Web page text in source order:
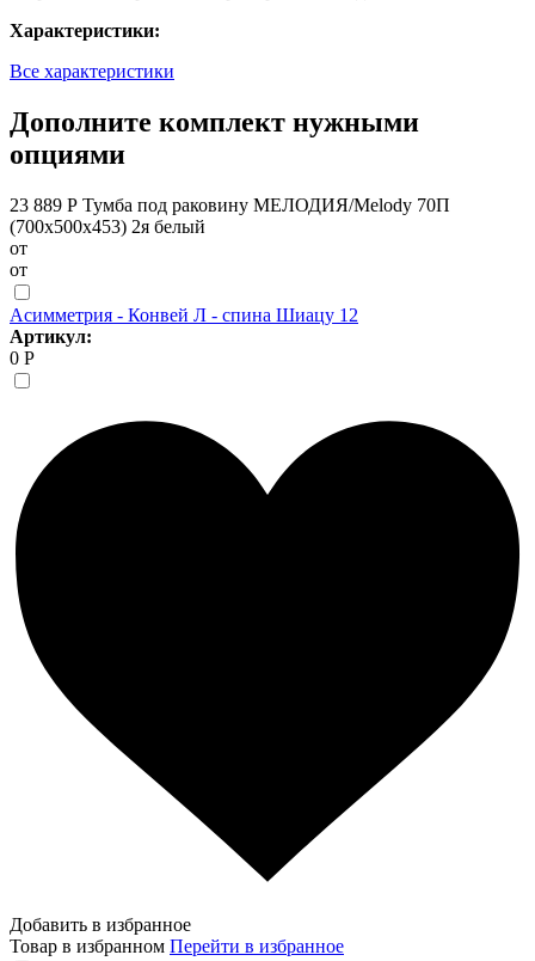
Характеристики:
Все характеристики
Дополните комплект нужными
опциями
23 889 Р Тумба под раковину МЕЛОДИЯ/Melody 70П
(700х500х453) 2я белый
от
от
Асимметрия - Конвей Л - спина Шиацу 12
Артикул:
0 Р
Добавить в избранное
Товар в избранном Перейти в избранное